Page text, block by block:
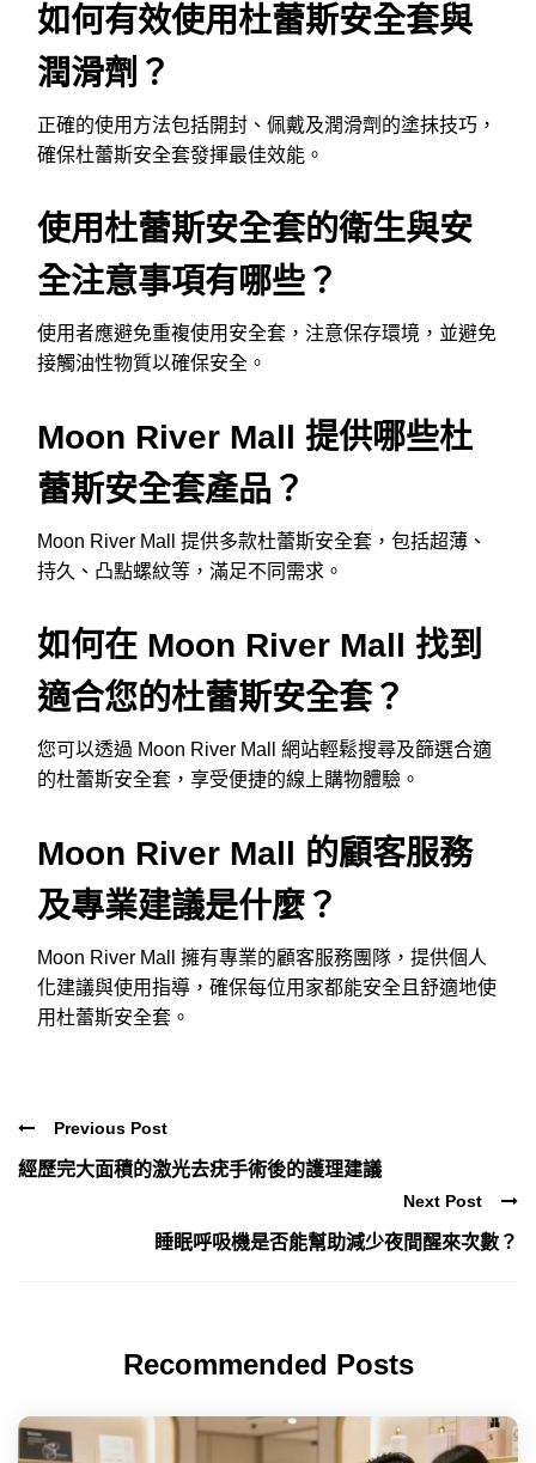
如何有效使用杜蕾斯安全套與
潤滑劑？
正確的使用方法包括開封、佩戴及潤滑劑的塗抹技巧，
確保杜蕾斯安全套發揮最佳效能。
使用杜蕾斯安全套的衛生與安
全注意事項有哪些？
使用者應避免重複使用安全套，注意保存環境，並避免
接觸油性物質以確保安全。
Moon River Mall 提供哪些杜
蕾斯安全套產品？
Moon River Mall 提供多款杜蕾斯安全套，包括超薄、
持久、凸點螺紋等，滿足不同需求。
如何在 Moon River Mall 找到
適合您的杜蕾斯安全套？
您可以透過 Moon River Mall 網站輕鬆搜尋及篩選合適
的杜蕾斯安全套，享受便捷的線上購物體驗。
Moon River Mall 的顧客服務
及專業建議是什麼？
Moon River Mall 擁有專業的顧客服務團隊，提供個人
化建議與使用指導，確保每位用家都能安全且舒適地使
用杜蕾斯安全套。
Previous Post
經歷完大面積的激光去疣手術後的護理建議
Next Post
睡眠呼吸機是否能幫助減少夜間醒來次數？
Recommended Posts